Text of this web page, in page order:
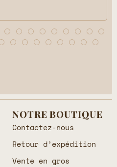
NOTRE BOUTIQUE
Contactez-nous
Retour d’expédition
Vente en gros